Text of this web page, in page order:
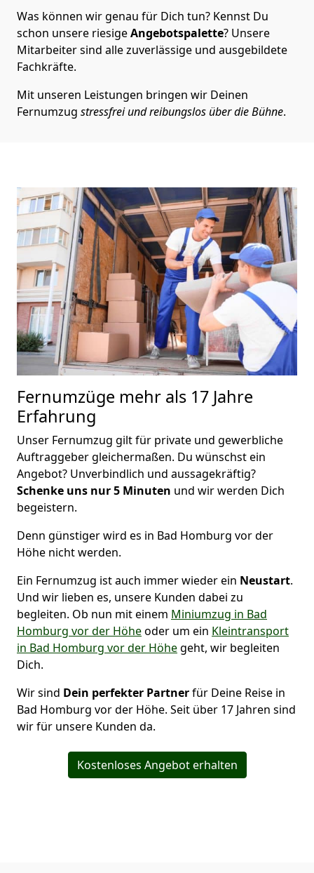
Was können wir genau für Dich tun? Kennst Du
schon unsere riesigeAngebotspalette? Unsere
Mitarbeiter sind alle zuverlässige und ausgebildete
Fachkräfte.
Mit unseren Leistungen bringen wir Deinen
Fernumzug stressfrei und reibungslos über die Bühne.
Fernumzüge mehr als 17 Jahre
Erfahrung
Unser Fernumzug gilt für private und gewerbliche
Auftraggeber gleichermaßen. Du wünschst ein
Angebot? Unverbindlich und aussagekräftig?
Schenke uns nur 5 Minuten und wir werden Dich
begeistern.
Denn günstiger wird es in Bad Homburg vor der
Höhe nicht werden.
Ein Fernumzug ist auch immer wieder ein Neustart.
Und wir lieben es, unsere Kunden dabei zu
begleiten. Ob nun mit einem Miniumzug in Bad
Homburg vor der Höheoder um ein Kleintransport
in Bad Homburg vor der Höhegeht, wir begleiten
Dich.
Wir sind Dein perfekter Partnerfür Deine Reise in
Bad Homburg vor der Höhe. Seit über 17 Jahren sind
wir für unsere Kunden da.
Kostenloses Angebot erhalten